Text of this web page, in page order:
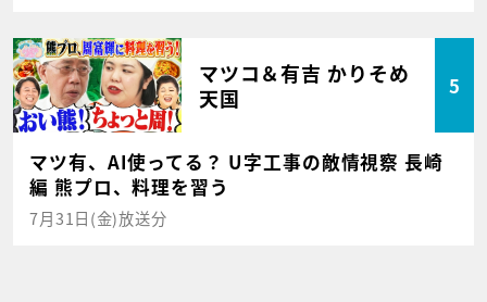
マツコ＆有吉 かりそめ
天国
5
マツ有、AI使ってる？ U字工事の敵情視察 長崎
編 熊プロ、料理を習う
7月31日(金)放送分